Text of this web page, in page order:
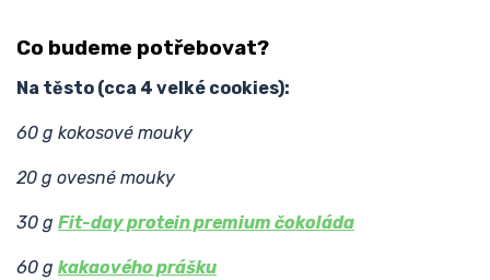
Co budeme potřebovat?
Na těsto (cca 4 velké cookies):
60 g kokosové mouky
20 g ovesné mouky
30 g Fit-day protein premium čokoláda
60 g kakaového prášku